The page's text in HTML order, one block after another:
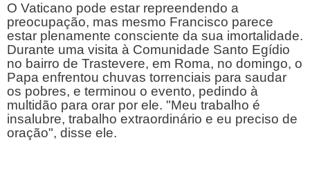
O Vaticano pode estar repreendendo a
preocupação, mas mesmo Francisco parece
estar plenamente consciente da sua imortalidade.
Durante uma visita à Comunidade Santo Egídio
no bairro de Trastevere, em Roma, no domingo, o
Papa enfrentou chuvas torrenciais para saudar
os pobres, e terminou o evento, pedindo à
multidão para orar por ele. "Meu trabalho é
insalubre, trabalho extraordinário e eu preciso de
oração", disse ele.